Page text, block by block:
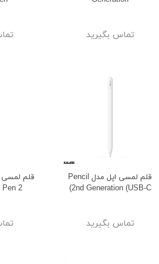
شارسل
1,949,000
تماس بگیرید
قلم لمسی اپل مدل Pencil
2nd Generation (USB-C)
تماس بگیرید
قلم لمسی
Pen 2